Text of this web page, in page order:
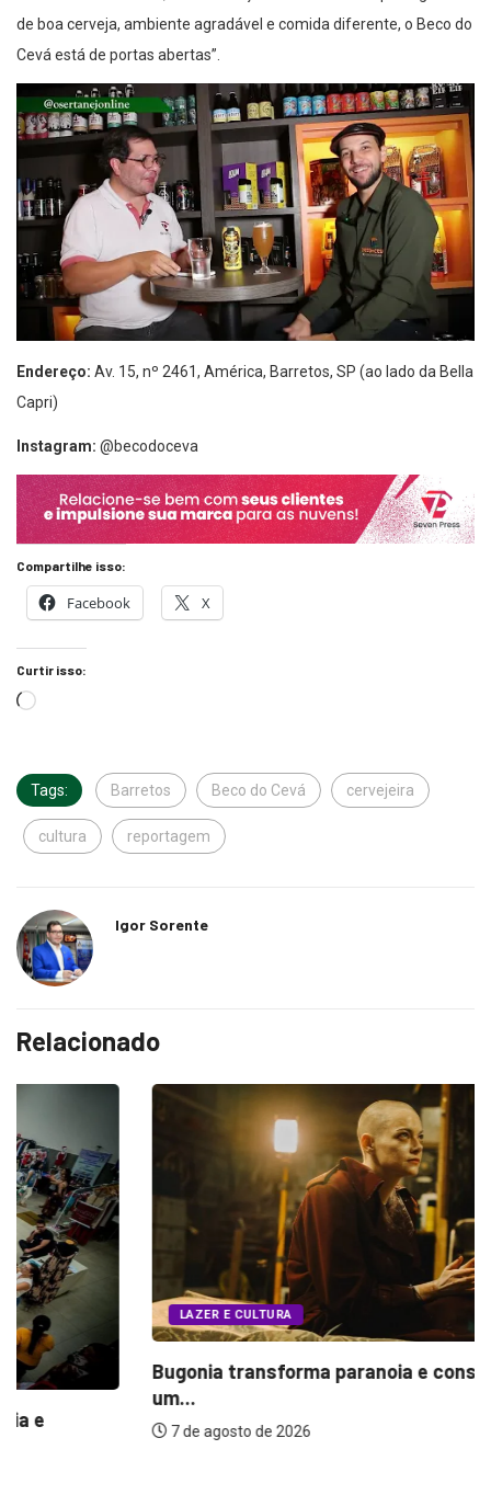
de boa cerveja, ambiente agradável e comida diferente, o Beco do
Cevá está de portas abertas”.
Endereço: Av. 15, nº 2461, América, Barretos, SP (ao lado da Bella
Capri)
Instagram: @‌becodoceva
Compartilhe isso:
Facebook X
Curtir isso:
Tags: Barretos Beco do Cevá cervejeira
cultura reportagem
Igor Sorente
Relacionado
LAZER E CULTURA
Bugonia transforma paranoia e conspiração em
um...
7 de agosto de 2026